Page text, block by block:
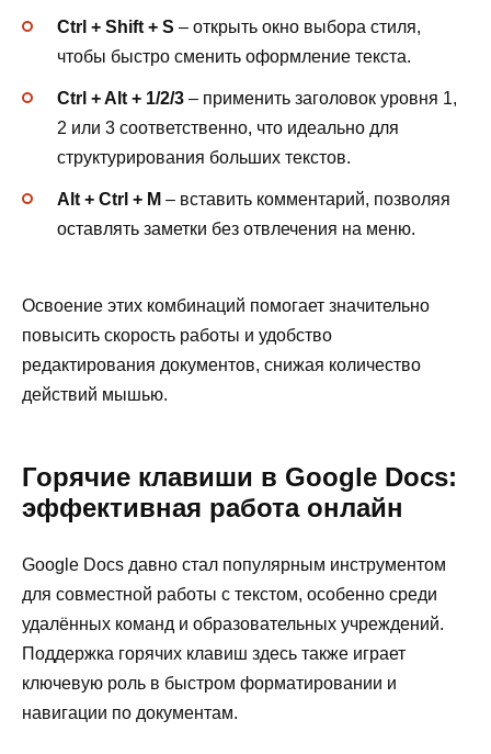
Ctrl + Shift + S – открыть окно выбора стиля,
чтобы быстро сменить оформление текста.
Ctrl + Alt + 1/2/3 – применить заголовок уровня 1,
2 или 3 соответственно, что идеально для
структурирования больших текстов.
Alt + Ctrl + M – вставить комментарий, позволяя
оставлять заметки без отвлечения на меню.
Освоение этих комбинаций помогает значительно
повысить скорость работы и удобство
редактирования документов, снижая количество
действий мышью.
Горячие клавиши в Google Docs:
эффективная работа онлайн
Google Docs давно стал популярным инструментом
для совместной работы с текстом, особенно среди
удалённых команд и образовательных учреждений.
Поддержка горячих клавиш здесь также играет
ключевую роль в быстром форматировании и
навигации по документам.